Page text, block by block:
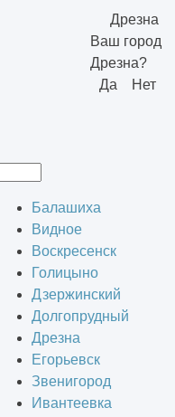
Дрезна
Ваш город
Дрезна?
Да
Нет
Балашиха
Видное
Воскресенск
Голицыно
Дзержинский
Долгопрудный
Дрезна
Егорьевск
Звенигород
Ивантеевка